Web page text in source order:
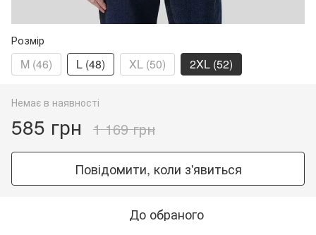
Розмір
M (46) L (48) XL (50) 2XL (52)
Немає в наявності
585 грн 1 169 грн
Повідомити, коли з'явиться
До обраного